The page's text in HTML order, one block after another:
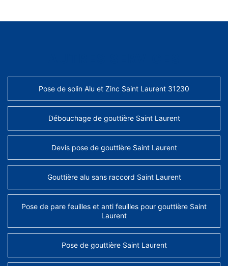
Pose de solin Alu et Zinc Saint Laurent 31230
Débouchage de gouttière Saint Laurent
Devis pose de gouttière Saint Laurent
Gouttière alu sans raccord Saint Laurent
Pose de pare feuilles et anti feuilles pour gouttière Saint
Laurent
Pose de gouttière Saint Laurent